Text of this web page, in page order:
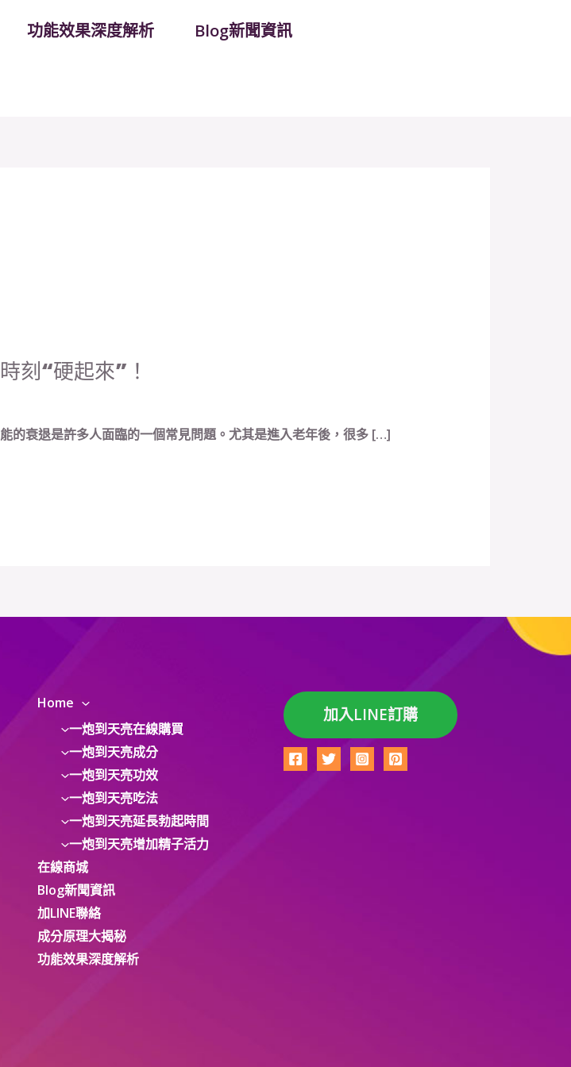
功能效果深度解析 Blog新聞資訊
刻“硬起來”！
的衰退是許多人面臨的一個常見問題。尤其是進入老年後，很多 […]
Home
一炮到天亮在線購買
一炮到天亮成分
一炮到天亮功效
一炮到天亮吃法
一炮到天亮延長勃起時間
一炮到天亮增加精子活力
在線商城
Blog新聞資訊
加LINE聯絡
成分原理大揭秘
功能效果深度解析
加入LINE訂購